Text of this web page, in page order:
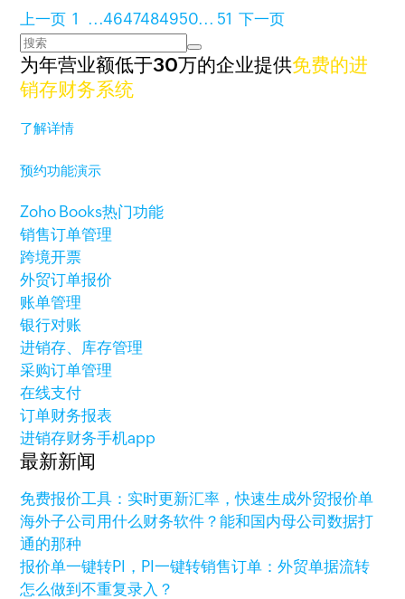
上一页1 ...4647484950... 51 下一页
为年营业额低于30万的企业提供免费的进
销存财务系统
了解详情
预约功能演示
Zoho Books热门功能
销售订单管理
跨境开票
外贸订单报价
账单管理
银行对账
进销存、库存管理
采购订单管理
在线支付
订单财务报表
进销存财务手机app
最新新闻
免费报价工具：实时更新汇率，快速生成外贸报价单
海外子公司用什么财务软件？能和国内母公司数据打
通的那种
报价单一键转PI，PI一键转销售订单：外贸单据流转
怎么做到不重复录入？